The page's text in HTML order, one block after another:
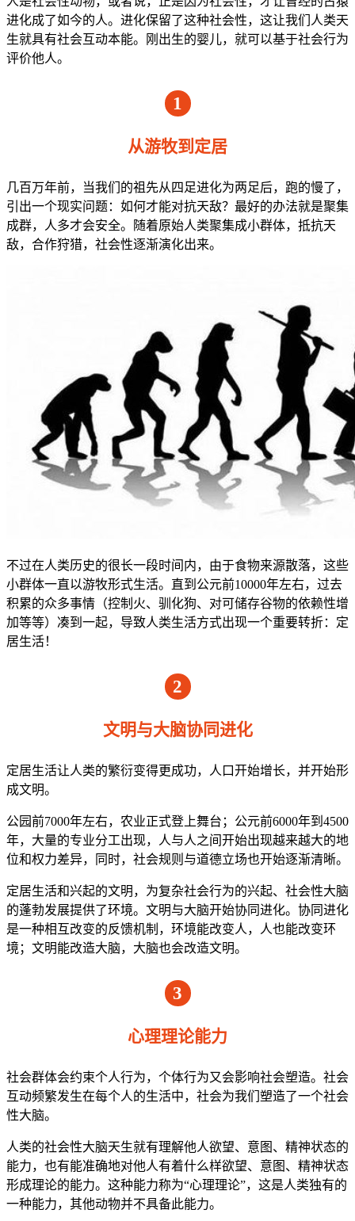
进化成了如今的人。进化保留了这种社会性，这让我们人类天
生就具有社会互动本能。刚出生的婴儿，就可以基于社会行为
评价他人。
1
从游牧到定居
几百万年前，当我们的祖先从四足进化为两足后，跑的慢了，
引出一个现实问题：如何才能对抗天敌？最好的办法就是聚集
成群，人多才会安全。随着原始人类聚集成小群体，抵抗天
敌，合作狩猎，社会性逐渐演化出来。
不过在人类历史的很长一段时间内，由于食物来源散落，这些
小群体一直以游牧形式生活。直到公元前10000年左右，过去
积累的众多事情（控制火、驯化狗、对可储存谷物的依赖性增
加等等）凑到一起，导致人类生活方式出现一个重要转折：定
居生活！
2
文明与大脑协同进化
定居生活让人类的繁衍变得更成功，人口开始增长，并开始形
成文明。
公园前7000年左右，农业正式登上舞台；公元前6000年到4500
年，大量的专业分工出现，人与人之间开始出现越来越大的地
位和权力差异，同时，社会规则与道德立场也开始逐渐清晰。
定居生活和兴起的文明，为复杂社会行为的兴起、社会性大脑
的蓬勃发展提供了环境。文明与大脑开始协同进化。协同进化
是一种相互改变的反馈机制，环境能改变人，人也能改变环
境；文明能改造大脑，大脑也会改造文明。
3
心理理论能力
社会群体会约束个人行为，个体行为又会影响社会塑造。社会
互动频繁发生在每个人的生活中，社会为我们塑造了一个社会
性大脑。
人类的社会性大脑天生就有理解他人欲望、意图、精神状态的
能力，也有能准确地对他人有着什么样欲望、意图、精神状态
形成理论的能力。这种能力称为“心理理论”，这是人类独有的
一种能力，其他动物并不具备此能力。